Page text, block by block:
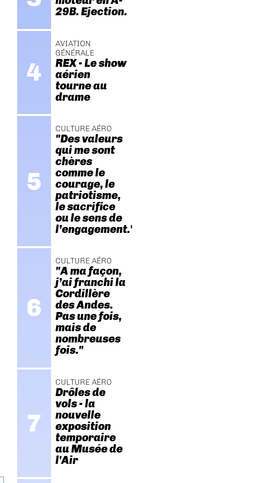
29B. Ejection.
AVIATION
GÉNÉRALE
REX - Le show
aérien
tourne au
drame
CULTURE AÉRO
"Des valeurs
qui me sont
chères
comme le
courage, le
patriotisme,
le sacrifice
ou le sens de
l’engagement."
CULTURE AÉRO
"A ma façon,
j’ai franchi la
Cordillère
des Andes.
Pas une fois,
mais de
nombreuses
fois."
CULTURE AÉRO
Drôles de
vols - la
nouvelle
exposition
temporaire
au Musée de
l'Air